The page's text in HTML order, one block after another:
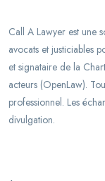
Call A Lawyer est une
avocats et justiciables
et signataire de la
acteurs (OpenLaw).
professionnel. Les
divulgation.